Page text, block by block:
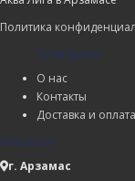
Политика
Компания
О нас
Контакты
Доставка и оплата
Магазин
г. Арзамас